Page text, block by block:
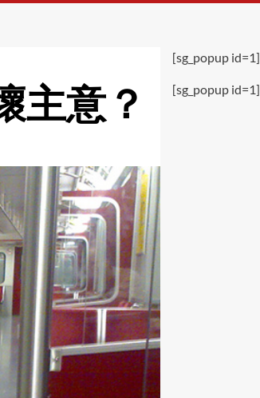
主意？
[sg_popup id=1]
[sg_popup id=1]